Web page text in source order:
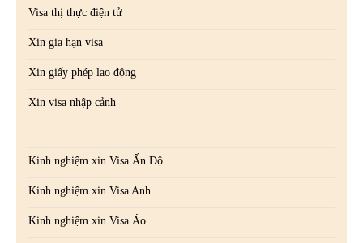
Visa thị thực điện tử
Xin gia hạn visa
Xin giấy phép lao động
Xin visa nhập cảnh
Kinh nghiệm xin Visa Ấn Độ
Kinh nghiệm xin Visa Anh
Kinh nghiệm xin Visa Áo